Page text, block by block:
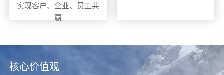
实现客户、企业、员工共
赢
核心价值观